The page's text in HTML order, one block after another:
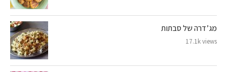
מג’דרה של סבתות
17.1k views